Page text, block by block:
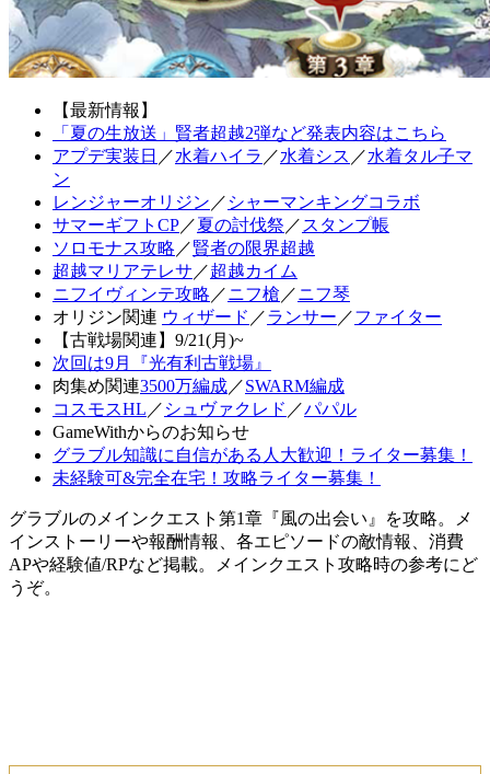
【最新情報】
「夏の生放送」賢者超越2弾など発表内容はこちら
アプデ実装日 ／水着ハイラ ／水着シス ／水着タル子マ
ン
レンジャーオリジン ／ シャーマンキングコラボ
サマーギフトCP／夏の討伐祭 ／ スタンプ帳
ソロモナス攻略 ／賢者の限界超越
超越マリアテレサ ／超越カイム
ニフイヴィンテ攻略 ／ニフ槍 ／ニフ琴
オリジン関連 ウィザード ／ランサー ／ファイター
【古戦場関連】9/21(月)~
次回は9月『光有利古戦場』
肉集め関連3500万編成／SWARM編成
コスモスHL ／ シュヴァクレド ／パパル
GameWithからのお知らせ
グラブル知識に自信がある人大歓迎！ライター募集！
未経験可&完全在宅！攻略ライター募集！
グラブルのメインクエスト第1章『風の出会い』を攻略。メ
インストーリーや報酬情報、各エピソードの敵情報、消費
APや経験値/RPなど掲載。メインクエスト攻略時の参考にど
うぞ。